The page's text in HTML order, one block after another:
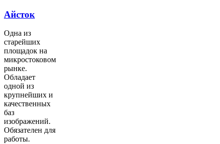
Айсток
Одна из
старейших
площадок на
микростоковом
рынке.
Обладает
одной из
крупнейших и
качественных
баз
изображений.
Обязателен для
работы.